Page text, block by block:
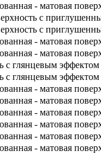
- матовая
с
с
- матовая
- матовая
с глянцевым эффектом
с глянцевым эффектом
- матовая
- матовая
- матовая
- матовая
- матовая
- матовая